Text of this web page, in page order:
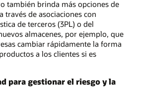
también brinda más opciones de
través de asociaciones con
de terceros (3PL) o del
almacenes, por ejemplo, que
cambiar rápidamente la forma
a los clientes si es
para gestionar el riesgo y la